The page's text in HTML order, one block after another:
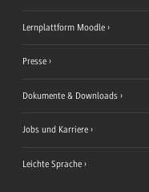
Lernplattform Moodle
Presse
Dokumente & Downloads
Jobs und Karriere
Leichte Sprache